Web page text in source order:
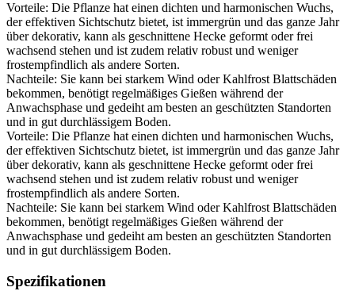
Vorteile: Die Pflanze hat einen dichten und harmonischen Wuchs,
der effektiven Sichtschutz bietet, ist immergrün und das ganze Jahr
über dekorativ, kann als geschnittene Hecke geformt oder frei
wachsend stehen und ist zudem relativ robust und weniger
frostempfindlich als andere Sorten.
Nachteile: Sie kann bei starkem Wind oder Kahlfrost Blattschäden
bekommen, benötigt regelmäßiges Gießen während der
Anwachsphase und gedeiht am besten an geschützten Standorten
und in gut durchlässigem Boden.
Vorteile: Die Pflanze hat einen dichten und harmonischen Wuchs,
der effektiven Sichtschutz bietet, ist immergrün und das ganze Jahr
über dekorativ, kann als geschnittene Hecke geformt oder frei
wachsend stehen und ist zudem relativ robust und weniger
frostempfindlich als andere Sorten.
Nachteile: Sie kann bei starkem Wind oder Kahlfrost Blattschäden
bekommen, benötigt regelmäßiges Gießen während der
Anwachsphase und gedeiht am besten an geschützten Standorten
und in gut durchlässigem Boden.
Spezifikationen